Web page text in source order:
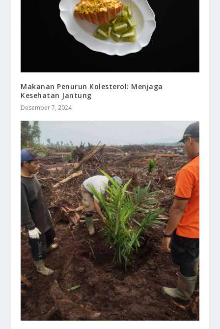
Makanan Penurun Kolesterol: Menjaga
Kesehatan Jantung
Desember 7, 2024